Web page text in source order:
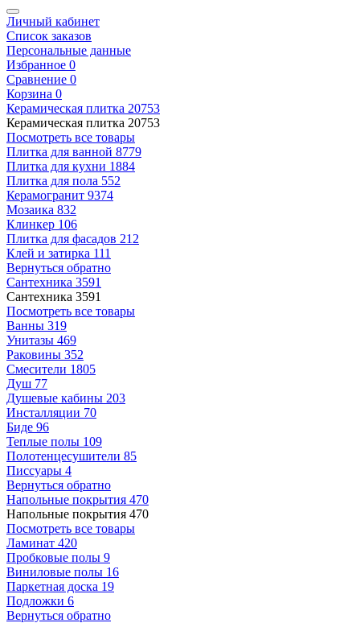
Личный кабинет
Список заказов
Персональные данные
Избранное 0
Сравнение 0
Корзина 0
Керамическая плитка 20753
Керамическая плитка 20753
Посмотреть все товары
Плитка для ванной 8779
Плитка для кухни 1884
Плитка для пола 552
Керамогранит 9374
Мозаика 832
Клинкер 106
Плитка для фасадов 212
Клей и затирка 111
Вернуться обратно
Сантехника 3591
Сантехника 3591
Посмотреть все товары
Ванны 319
Унитазы 469
Раковины 352
Смесители 1805
Душ 77
Душевые кабины 203
Инсталляции 70
Биде 96
Теплые полы 109
Полотенцесушители 85
Писсуары 4
Вернуться обратно
Напольные покрытия 470
Напольные покрытия 470
Посмотреть все товары
Ламинат 420
Пробковые полы 9
Виниловые полы 16
Паркетная доска 19
Подложки 6
Вернуться обратно